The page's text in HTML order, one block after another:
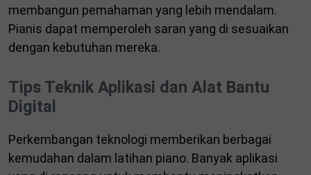
membangun pemahaman yang lebih mendalam.
Pianis dapat memperoleh saran yang di sesuaikan
dengan kebutuhan mereka.
Tips Teknik Aplikasi dan Alat Bantu
Digital
Perkembangan teknologi memberikan berbagai
kemudahan dalam latihan piano. Banyak aplikasi